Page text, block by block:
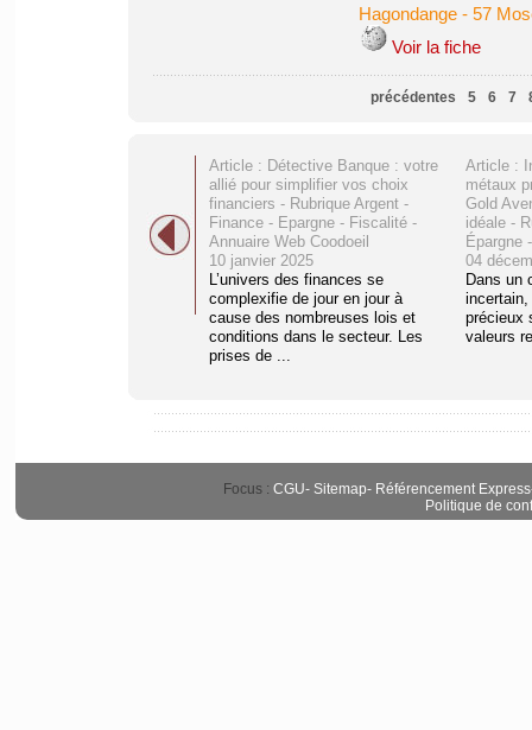
Hagondange- 57
Voir la fiche
précédentes 5 6 7
Article : Détective Banque : votre
allié pour simplifier vos choix
financiers - Rubrique Argent -
Finance - Epargne - Fiscalité -
Annuaire Web Coodoeil
10 janvier 2025
L’univers des finances se
complexifie de jour en jour à
cause des nombreuses lois et
conditions dans le secteur. Les
prises de ...
Article :
métaux
Gold
idéale -
Épargne
04
Dans un
incertain,
précieux
valeurs
Focus : CGU- Sitemap- Référencement Express
Politique de